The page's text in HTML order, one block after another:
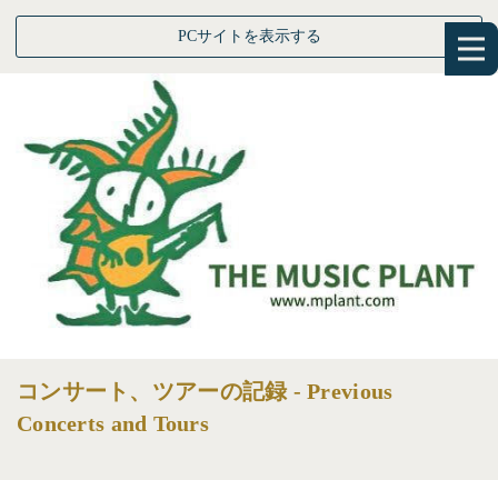
PCサイトを表示する
コンサート、ツアーの記録 - Previous
Concerts and Tours